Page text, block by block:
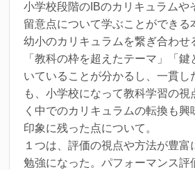
小学校段階のIBのカリキュラムや
留意点について学ぶことができる
幼小のカリキュラムを繋ぎ合わせ
「教科の枠を超えたテーマ」「
いていることが分かるし、一貫し
も、小学校になって教科学習の視
く中でのカリキュラムの転換も興
印象に残った点について。
１つは、評価の視点や方法が豊富
勉強になった。パフォーマンス評